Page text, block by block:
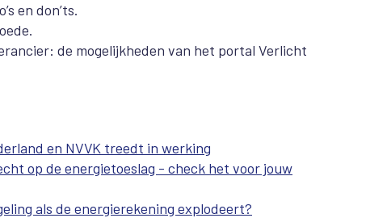
en don’ts.
de mogelijkheden van het portal Verlicht
en NVVK treedt in werking
op de energietoeslag - check het voor jouw
als de energierekening explodeert?